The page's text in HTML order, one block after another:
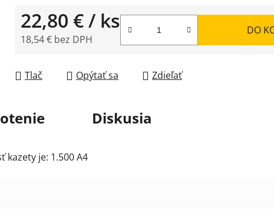
22,80 €/ ks
18,54 € bez DPH
DO
Tlač Opýtať sa Zdieľať
Diskusia
kazety je: 1.500 A4